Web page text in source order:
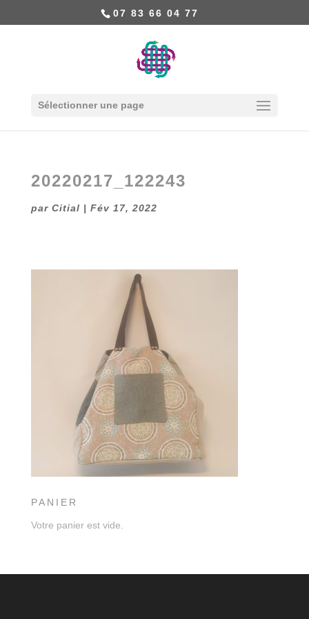
07 83 66 04 77
Sélectionner une page
20220217_122243
par Citial | Fév 17, 2022
PANIER
Votre panier est vide.